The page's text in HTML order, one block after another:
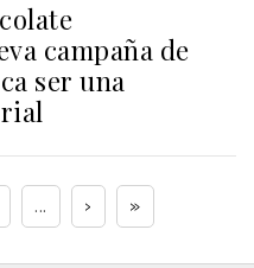
campaña de
ser una
... › »